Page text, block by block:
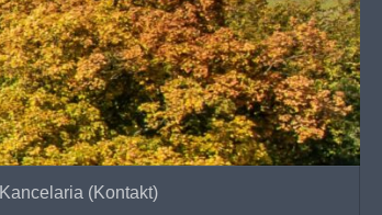
Kancelaria (Kontakt)